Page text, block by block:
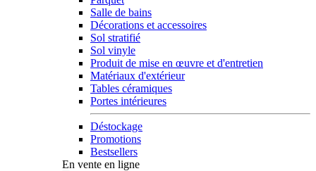
Salle de bains
Décorations et accessoires
Sol stratifié
Sol vinyle
Produit de mise en œuvre et d'entretien
Matériaux d'extérieur
Tables céramiques
Portes intérieures
Déstockage
Promotions
Bestsellers
En vente en ligne